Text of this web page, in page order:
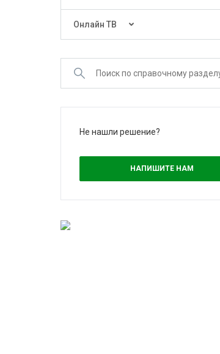
Онлайн ТВ
Не нашли решение?
НАПИШИТЕ НАМ